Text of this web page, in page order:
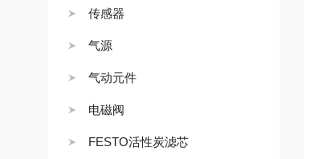
传感器
气源
气动元件
电磁阀
FESTO活性炭滤芯